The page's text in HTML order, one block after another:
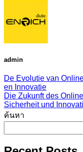
admin
De Evolutie van
en Innovatie
Die Zukunft des
Sicherheit und
ค้นหา